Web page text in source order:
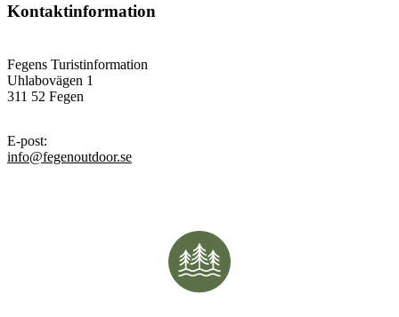
Kontaktinformation
Fegens Turistinformation
Uhlabovägen 1
311 52 Fegen
E-post:
info@fegenoutdoor.se